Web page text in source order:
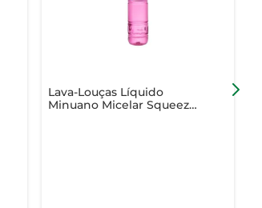
Lava-Louças Líquido
Minuano Micelar Squeeze